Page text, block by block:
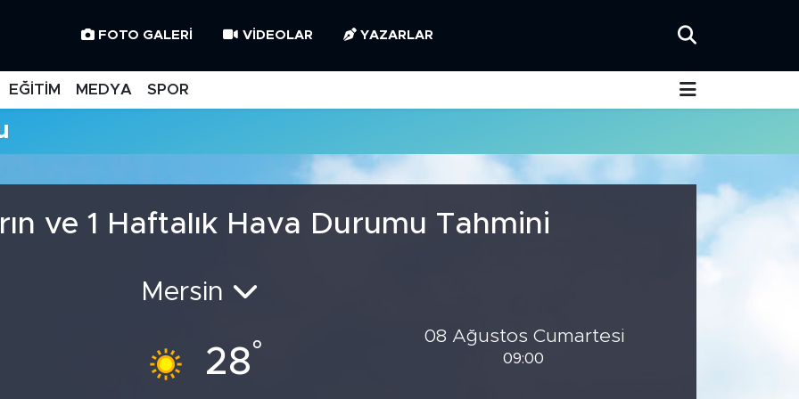
FOTO GALERI VIDEOLAR YAZARLAR
EĞİTİM MEDYA SPOR
ve 1 Haftalık Hava Durumu Tahmini
Mersin
28°
08 Ağustos Cumartesi
09:00